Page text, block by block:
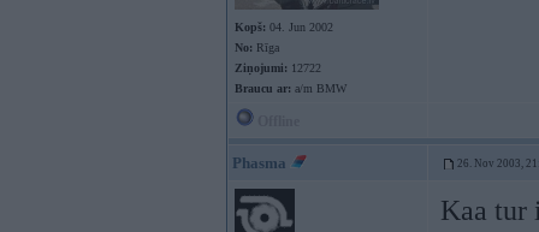
Kopš: 04. Jun 2002
No: Rīga
Ziņojumi: 12722
Braucu ar: a/m BMW
Phasma 26. Nov 2003,
Kaa tur